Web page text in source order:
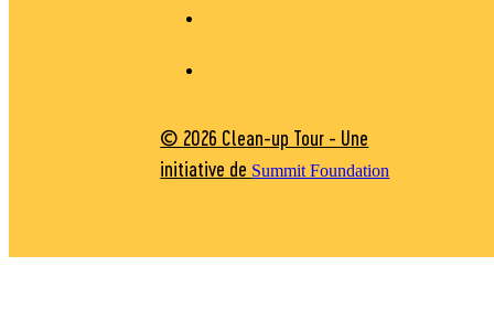
© 2026 Clean-up Tour - Une
initiative de Summit Foundation